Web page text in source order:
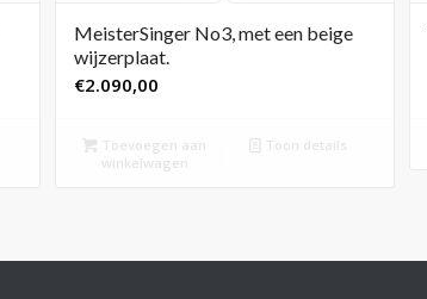
MeisterSinger No3, met een beige
wijzerplaat.
€2.090,00
Toevoegen aan
winkelwagen
Toon details